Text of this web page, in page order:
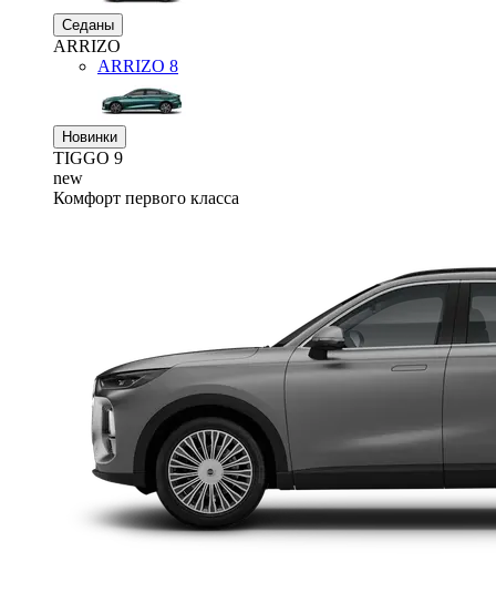
Седаны
ARRIZO
ARRIZO 8
Новинки
TIGGO 9
new
Комфорт первого класса